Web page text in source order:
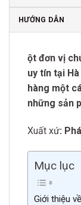
HƯỚNG DẪN
ột đơn vị
uy tín tại
hàng một
những sản
Xuất xứ:
Mục lục
Giới thiệu